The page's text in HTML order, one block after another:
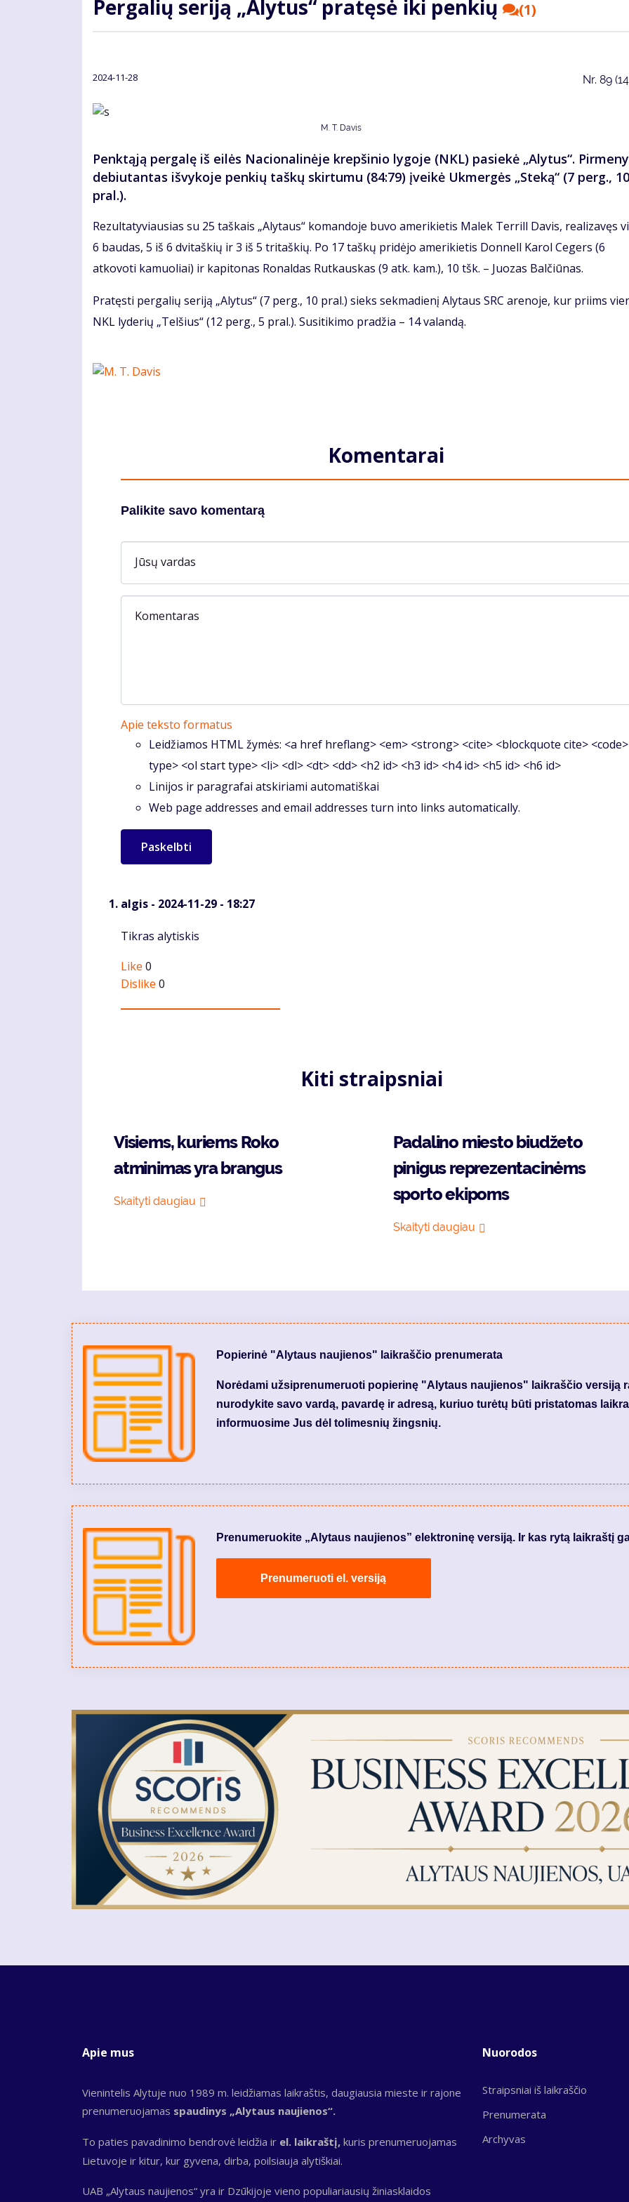
Pergalių seriją „Alytus“ pratęsė iki penkių (1)
2024-11-28 Nr. 89
M. T. Davis
Penktąją pergalę iš eilės Nacionalinėje krepšinio lygoje (NKL) pasiekė „Alytus“.
debiutantas išvykoje penkių taškų skirtumu (84:79) įveikė Ukmergės „Steką“ (7 perg., 10
pral.).
Rezultatyviausias su 25 taškais „Alytaus“ komandoje buvo amerikietis Malek Terrill Davis, realizavęs
6 baudas, 5 iš 6 dvitaškių ir 3 iš 5 tritaškių. Po 17 taškų pridėjo amerikietis Donnell Karol Cegers (6
atkovoti kamuoliai) ir kapitonas Ronaldas Rutkauskas (9 atk. kam.), 10 tšk. – Juozas Balčiūnas.
Pratęsti pergalių seriją „Alytus“ (7 perg., 10 pral.) sieks sekmadienį Alytaus SRC arenoje, kur priims
NKL lyderių „Telšius“ (12 perg., 5 pral.). Susitikimo pradžia – 14 valandą.
Komentarai
Palikite savo komentarą
Jūsų vardas
Komentaras
Apie teksto formatus
Leidžiamos HTML žymės: <a href hreflang> <em> <strong> <cite> <blockquote cite>
type> <ol start type> <li> <dl> <dt> <dd> <h2 id> <h3 id> <h4 id> <h5 id> <h6 id>
Linijos ir paragrafai atskiriami automatiškai
Web page addresses and email addresses turn into links automatically.
algis - 2024-11-29 - 18:27
Komentaras
Tikras alytiskis
Like 0
Dislike 0
Kiti straipsniai
Visiems, kuriems Roko
atminimas yra brangus
Skaityti daugiau
Padalino miesto biudžeto
pinigus reprezentacinėms
sporto ekipoms
Skaityti daugiau
Popierinė "Alytaus naujienos" laikraščio prenumerata
Norėdami užsiprenumeruoti popierinę "Alytaus naujienos" laikraščio versiją
nurodykite savo vardą, pavardę ir adresą, kuriuo turėtų būti pristatomas
informuosime Jus dėl tolimesnių žingsnių.
Prenumeruokite „Alytaus naujienos” elektroninę versiją. Ir kas rytą laikraštį
Prenumeruoti el. versiją
Apie mus
Vienintelis Alytuje nuo 1989 m. leidžiamas laikraštis, daugiausia mieste ir rajone
prenumeruojamas spaudinys „Alytaus naujienos“.
To paties pavadinimo bendrovė leidžia ir el. laikraštį, kuris prenumeruojamas
Lietuvoje ir kitur, kur gyvena, dirba, poilsiauja alytiškiai.
UAB „Alytaus naujienos“ yra ir Dzūkijoje vieno populiariausių žiniasklaidos
Nuorodos
Straipsniai iš laikraščio
Prenumerata
Archyvas